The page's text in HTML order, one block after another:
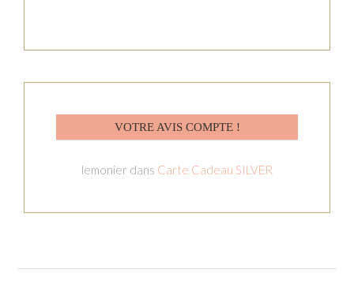
VOTRE AVIS COMPTE !
lemonier dans Carte Cadeau SILVER